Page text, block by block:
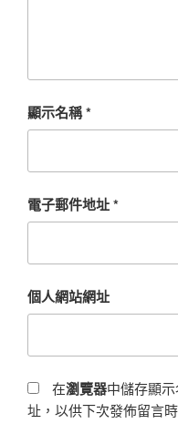
顯示名稱*
電子郵件地址*
個人網站網址
在瀏覽器中儲存顯
址，以供下次發佈留言